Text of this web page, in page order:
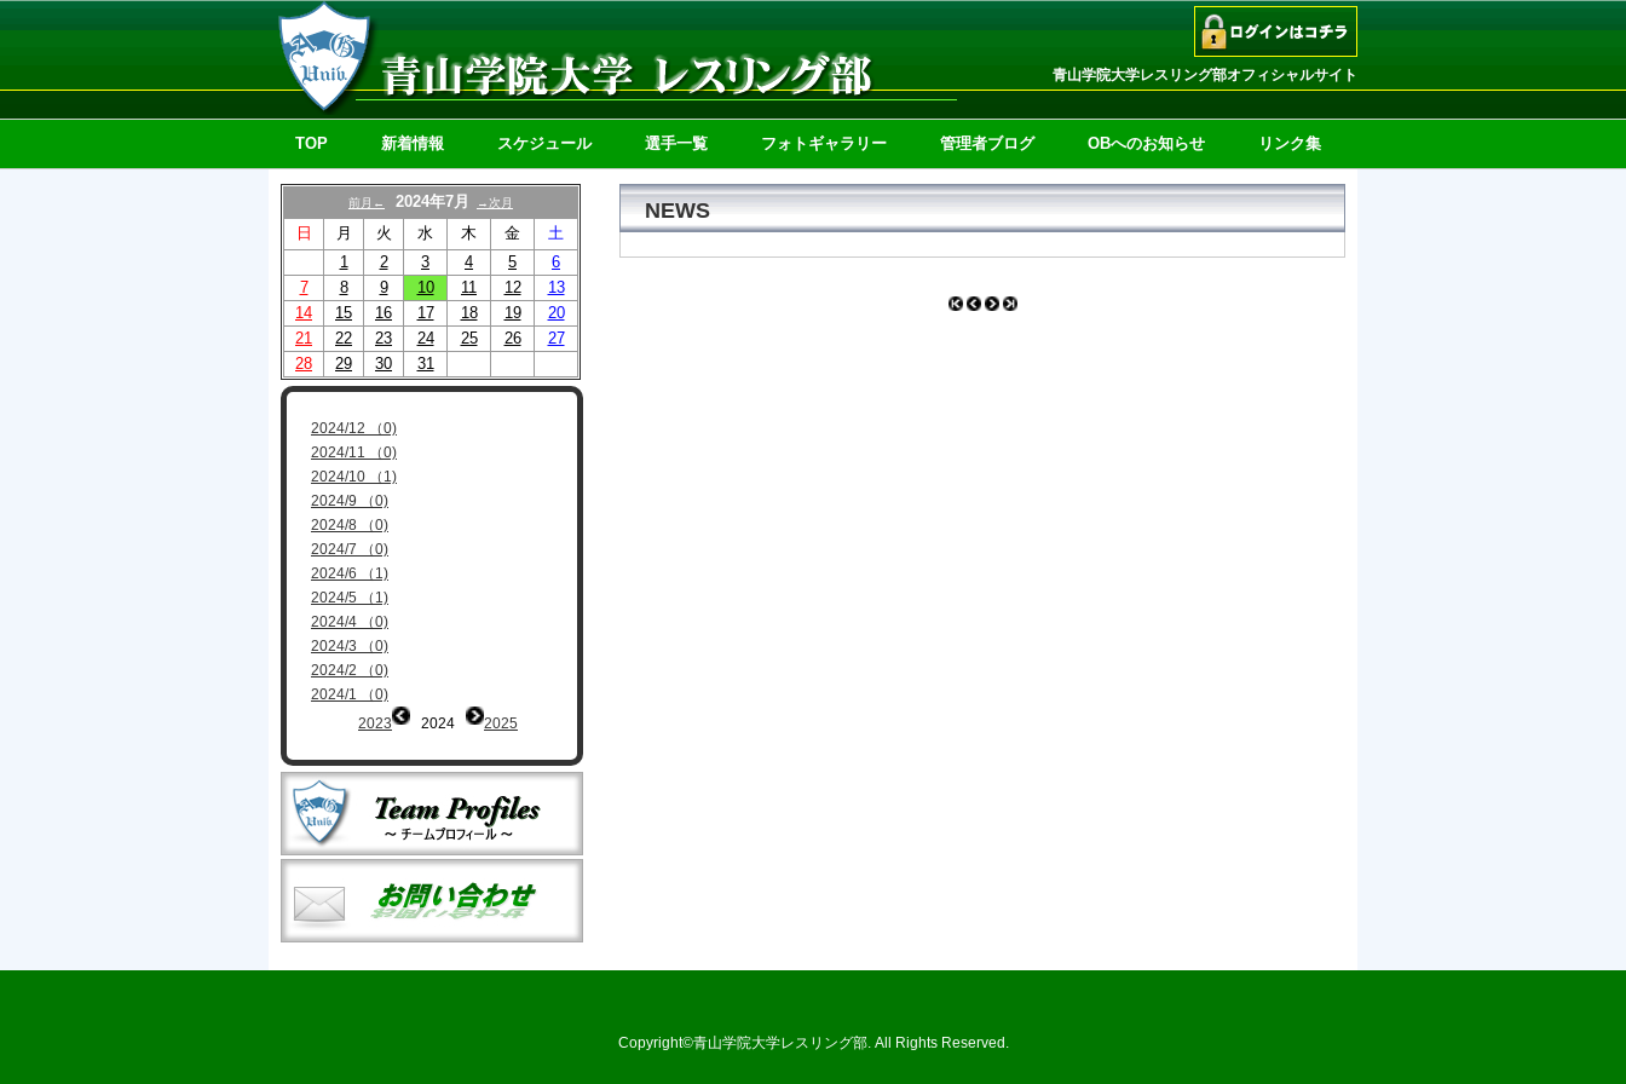
青山学院大学レスリング部オフィシャルサイト
TOP 新着情報 スケジュール 選手一覧 フォトギャラリー 管理者ブログ OBへのお知らせ リンク集
NEWS
前月← 2024年7月 →次月
日 月 火 水 木 金
土
1
2 3 4 5
6
7
8 9 10 11 12
13
14
15 16 17 18 19
20
21
22 23 24 25 26
27
28
29 30 31
2024/12 （0)
2024/11 （0)
2024/10 （1)
2024/9 （0)
2024/8 （0)
2024/7 （0)
2024/6 （1)
2024/5 （1)
2024/4 （0)
2024/3 （0)
2024/2 （0)
2024/1 （0)
2023
2024 2025
Copyright©青山学院大学レスリング部. All Rights Reserved.